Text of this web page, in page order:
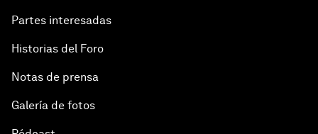
Partes interesadas
Historias del Foro
Notas de prensa
Galería de fotos